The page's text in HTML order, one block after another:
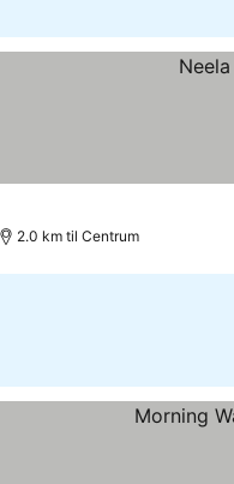
2.0 km til Centrum